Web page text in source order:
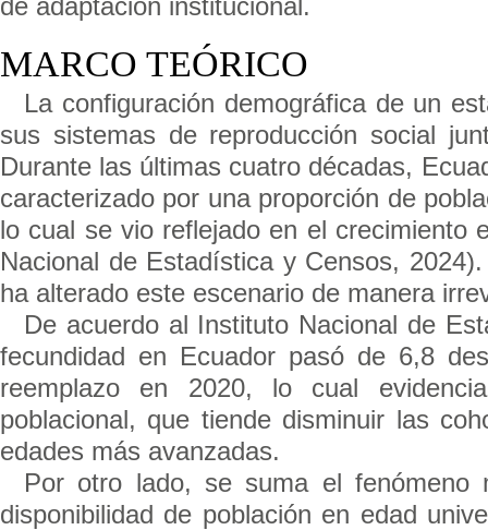
de adaptación institucional.
MARCO TEÓRICO
La configuración demográfica de un
sus sistemas de reproducción social
Durante las últimas cuatro décadas,
caracterizado por una proporción de
lo cual se vio reflejado en el crecimiento
Nacional de Estadística y Censos,
ha alterado este escenario de manera
De acuerdo al Instituto Nacional de
fecundidad en Ecuador pasó de 6,8
reemplazo en 2020, lo cual
poblacional, que tiende disminuir las
edades más avanzadas.
Por otro lado, se suma el fenómeno
disponibilidad de población en edad